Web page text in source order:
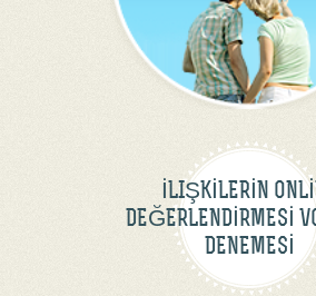
İLIŞKİLERİN
DEĞERLENDİRMESİ
DENEMESİ